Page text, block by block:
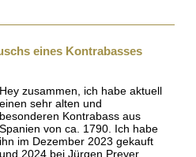
eines Kontrabasses
Hey zusammen, ich habe aktuell
einen sehr alten und
besonderen Kontrabass aus
Spanien von ca. 1790. Ich habe
ihn im Dezember 2023 gekauft
und 2024 bei Jürgen Preyer